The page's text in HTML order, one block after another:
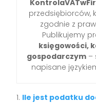
przedsiębiorców,
zgodnie z
Publikujemy
księgowości,
gospodarczym –
napisane
Ile jest podatku